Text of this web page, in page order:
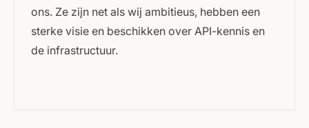
ons. Ze zijn net als wij ambitieus, hebben een
sterke visie en beschikken over API-kennis en
de infrastructuur.